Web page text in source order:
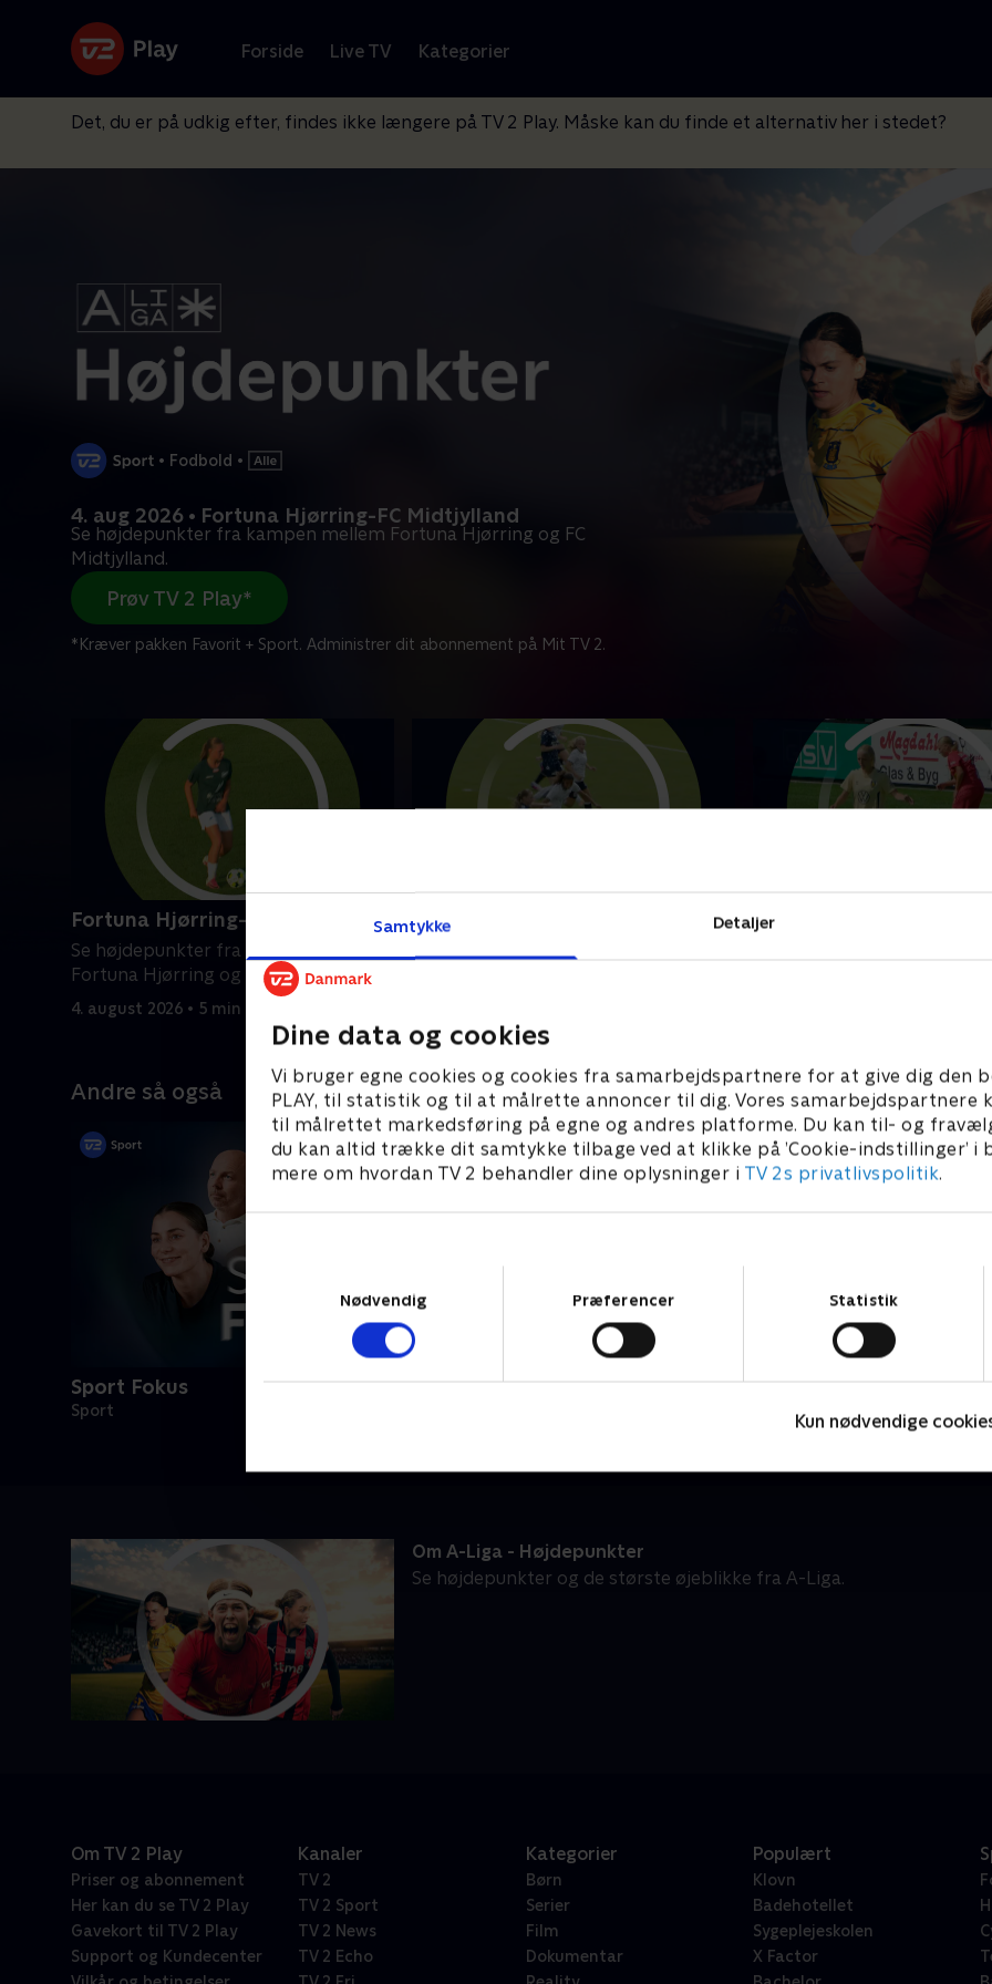
Samtykke Detaljer
Dine data og cookies
Vi bruger egne cookies og cookies fra samarbejdspartnere for at give dig den
PLAY, til statistik og til at målrette annoncer til dig. Vores samarbejdspartnere
til målrettet markedsføring på egne og andres platforme. Du kan til- og
du kan altid trække dit samtykke tilbage ved at klikke på ’Cookie-indstillinger’ i
mere om hvordan TV 2 behandler dine oplysninger i TV 2s privatlivspolitik.
Nødvendig
Præferencer Statistik
Kun nødvendige
Forside Live TV Kategorier
Det, du er på udkig efter, findes ikke længere på TV 2 Play. Måske kan du finde et alternativ her i stedet?
• Fodbold •
4. aug 2026 • Fortuna Hjørring-FC Midtjylland
Se højdepunkter fra kampen mellem Fortuna Hjørring og FC
Midtjylland.
Prøv TV 2 Play*
*Kræver pakken Favorit + Sport. Administrer dit abonnement på Mit TV 2.
Fortuna Hjørring-FC Midtjylland
Se højdepunkter fra kampen mellem
Fortuna Hjørring og FC Midtjylland.
4. august 2026 • 5 min
AGF-Kolding IF
Se højdepunkter fra kampen mellem
Brøndby IF-FC
Andre så også
Sport Fokus
Sport
Om A-Liga - Højdepunkter
Se højdepunkter og de største øjeblikke fra A-Liga.
Om TV 2 Play
Priser og abonnement
Her kan du se TV 2 Play
Gavekort til TV 2 Play
Support og Kundecenter
Kanaler
TV 2
TV 2 Sport
TV 2 News
TV 2 Echo
Kategorier
Børn
Serier
Film
Dokumentar
Populært
Klovn
Badehotellet
Sygeplejeskolen
X Factor